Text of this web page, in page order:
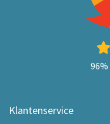
96%
Klantenservice